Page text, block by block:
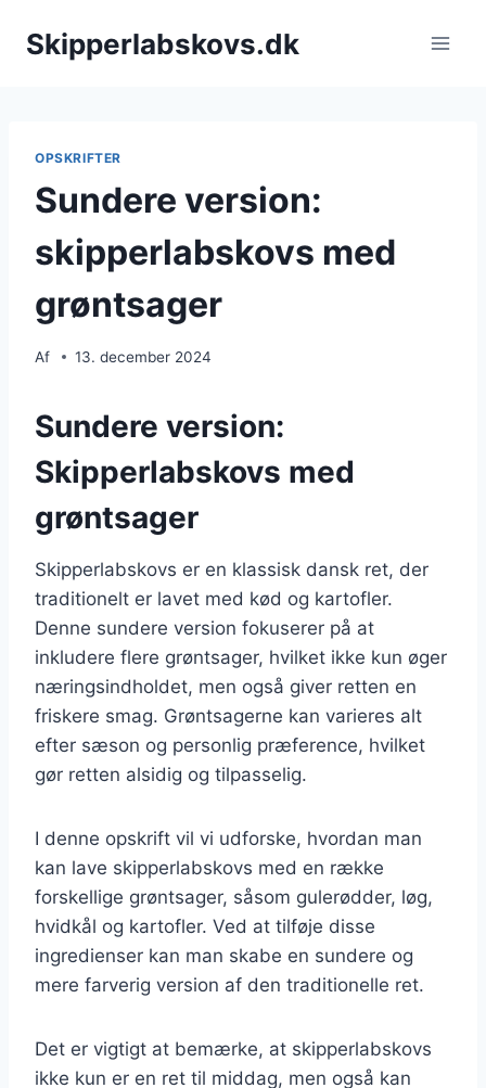
Skipperlabskovs.dk
OPSKRIFTER
Sundere version:
skipperlabskovs med
grøntsager
Af 13. december 2024
Sundere version:
Skipperlabskovs med
grøntsager
Skipperlabskovs er en klassisk dansk ret, der
traditionelt er lavet med kød og kartofler.
Denne sundere version fokuserer på at
inkludere flere grøntsager, hvilket ikke kun øger
næringsindholdet, men også giver retten en
friskere smag. Grøntsagerne kan varieres alt
efter sæson og personlig præference, hvilket
gør retten alsidig og tilpasselig.
I denne opskrift vil vi udforske, hvordan man
kan lave skipperlabskovs med en række
forskellige grøntsager, såsom gulerødder, løg,
hvidkål og kartofler. Ved at tilføje disse
ingredienser kan man skabe en sundere og
mere farverig version af den traditionelle ret.
Det er vigtigt at bemærke, at skipperlabskovs
ikke kun er en ret til middag, men også kan